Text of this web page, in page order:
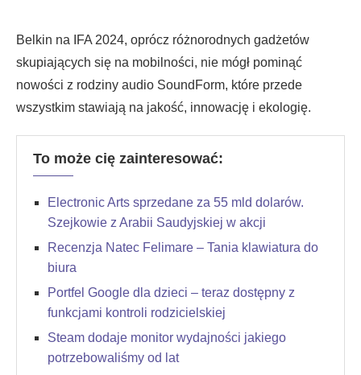
Belkin na IFA 2024, oprócz różnorodnych gadżetów
skupiających się na mobilności, nie mógł pominąć
nowości z rodziny audio SoundForm, które przede
wszystkim stawiają na jakość, innowację i ekologię.
To może cię zainteresować:
Electronic Arts sprzedane za 55 mld dolarów.
Szejkowie z Arabii Saudyjskiej w akcji
Recenzja Natec Felimare – Tania klawiatura do
biura
Portfel Google dla dzieci – teraz dostępny z
funkcjami kontroli rodzicielskiej
Steam dodaje monitor wydajności jakiego
potrzebowaliśmy od lat